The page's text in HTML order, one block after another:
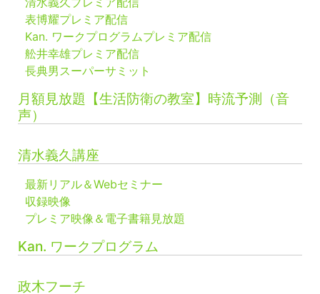
表博耀プレミア配信
Kan. ワークプログラムプレミア配信
舩井幸雄プレミア配信
長典男スーパーサミット
月額見放題【生活防衛の教室】時流予測（音
声）
清水義久講座
最新リアル＆Webセミナー
収録映像
プレミア映像＆電子書籍見放題
Kan. ワークプログラム
政木フーチ